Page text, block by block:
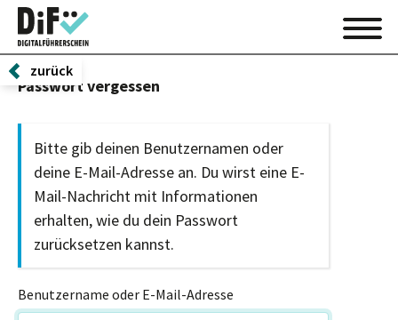
zurück
Passwort vergessen
Bitte gib deinen Benutzernamen oder
deine E-Mail-Adresse an. Du wirst eine E-
Mail-Nachricht mit Informationen
erhalten, wie du dein Passwort
zurücksetzen kannst.
Benutzername oder E-Mail-Adresse